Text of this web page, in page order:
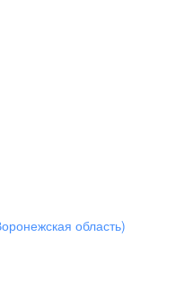
область)